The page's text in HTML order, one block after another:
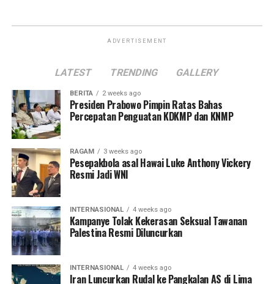
ADVERTISEMENT
LATEST TRENDING GALLERY
BERITA 2 weeks ago
Presiden Prabowo Pimpin Ratas Bahas
Percepatan Penguatan KDKMP dan KNMP
RAGAM 3 weeks ago
Pesepakbola asal Hawai Luke Anthony Vickery
Resmi Jadi WNI
INTERNASIONAL 4 weeks ago
Kampanye Tolak Kekerasan Seksual Tawanan
Palestina Resmi Diluncurkan
INTERNASIONAL 4 weeks ago
Iran Luncurkan Rudal ke Pangkalan AS di Lima